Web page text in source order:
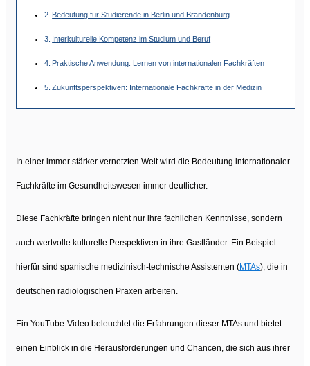
Bedeutung für Studierende in Berlin und Brandenburg
Interkulturelle Kompetenz im Studium und Beruf
Praktische Anwendung: Lernen von internationalen Fachkräften
Zukunftsperspektiven: Internationale Fachkräfte in der Medizin
In einer immer stärker vernetzten Welt wird die Bedeutung internationaler
Fachkräfte im Gesundheitswesen immer deutlicher.
Diese Fachkräfte bringen nicht nur ihre fachlichen Kenntnisse, sondern
auch wertvolle kulturelle Perspektiven in ihre Gastländer. Ein Beispiel
hierfür sind spanische medizinisch-technische Assistenten (MTAs), die in
deutschen radiologischen Praxen arbeiten.
Ein YouTube-Video beleuchtet die Erfahrungen dieser MTAs und bietet
einen Einblick in die Herausforderungen und Chancen, die sich aus ihrer